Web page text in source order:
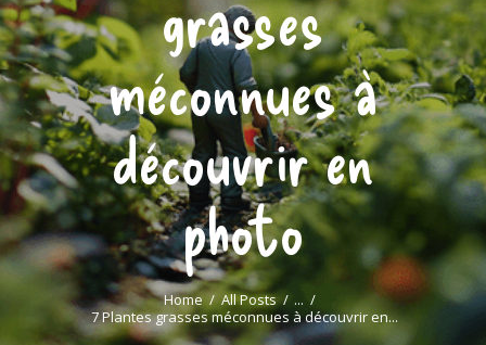
grasses
méconnues à
découvrir en
photo
Home All Posts
...
7 Plantes grasses méconnues à découvrir en...